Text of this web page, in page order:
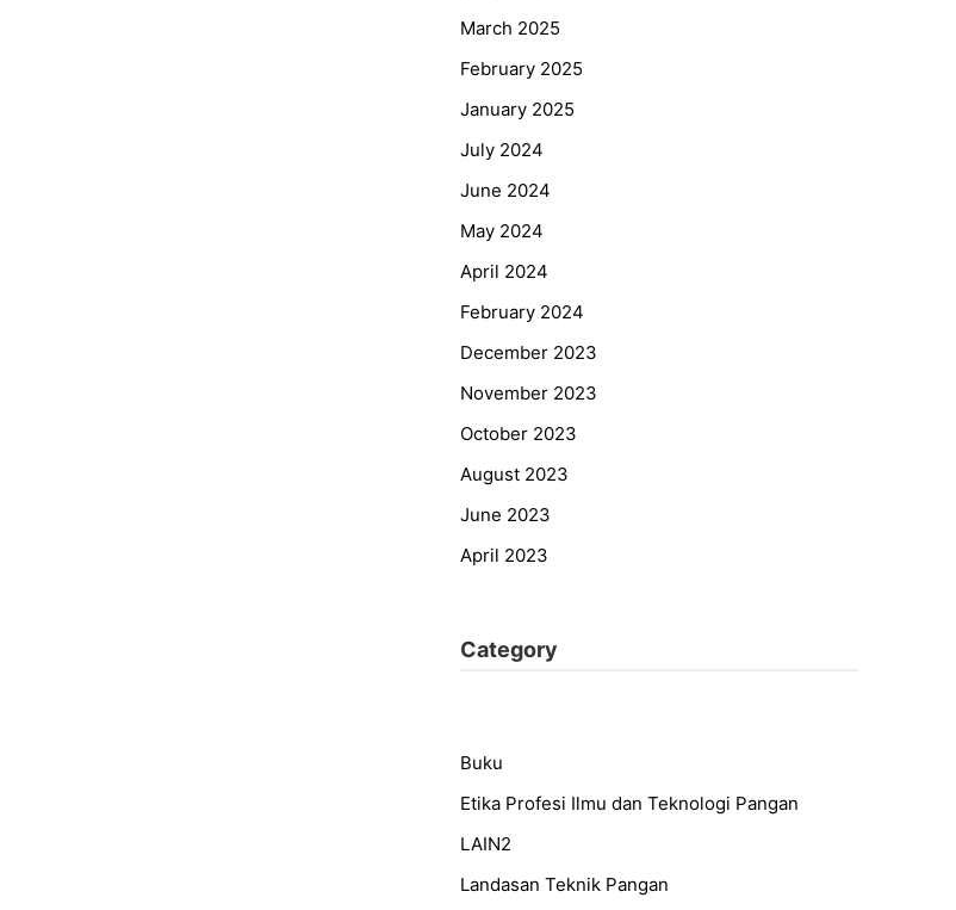
March 2025
February 2025
January 2025
July 2024
June 2024
May 2024
April 2024
February 2024
December 2023
November 2023
October 2023
August 2023
June 2023
April 2023
Category
Buku
Etika Profesi Ilmu dan Teknologi Pangan
LAIN2
Landasan Teknik Pangan